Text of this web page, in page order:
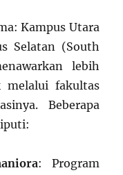
Kampus Utara
Selatan (South
lebih
melalui fakultas
Beberapa
: Program